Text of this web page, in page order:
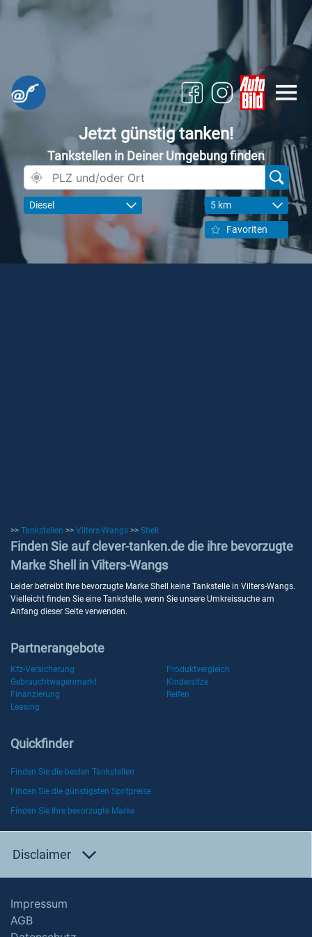
Jetzt günstig tanken!
Tankstellen in Deiner Umgebung finden
Diesel 5 km
Favoriten
>> Tankstellen >> Vilters-Wangs >> Shell
Finden Sie auf clever-tanken.de die ihre bevorzugte
Marke Shell in Vilters-Wangs
Leider betreibt Ihre bevorzugte Marke Shell keine Tankstelle in Vilters-Wangs.
Vielleicht finden Sie eine Tankstelle, wenn Sie unsere Umkreissuche am
Anfang dieser Seite verwenden.
Partnerangebote
Kfz-Versicherung
Produktvergleich
Gebrauchtwagenmarkt
Kindersitze
Finanzierung
Reifen
Leasing
Quickfinder
Finden Sie die besten Tankstellen
Finden Sie die günstigsten Spritpreise
Finden Sie Ihre bevorzugte Marke
Disclaimer
Impressum
AGB